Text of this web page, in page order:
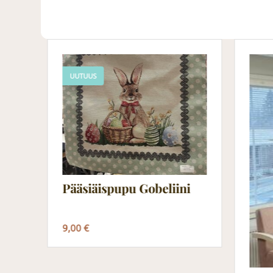
UUTUUS
Pääsiäispupu Gobeliini
9,00 €